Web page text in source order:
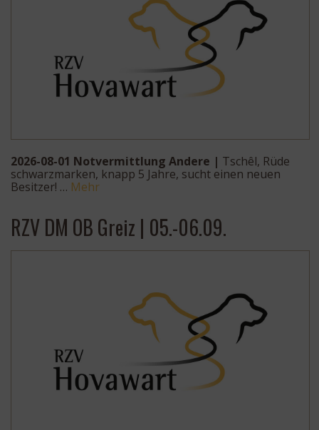
2026-08-01 Notvermittlung Andere | Tschêl, Rüde
schwarzmarken, knapp 5 Jahre, sucht einen neuen
Besitzer! … Mehr
RZV DM OB Greiz | 05.-06.09.